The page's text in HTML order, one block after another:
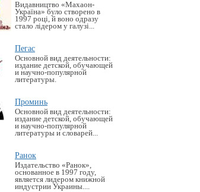
Видавництво «Махаон-
Україна» було створено в
1997 році, й воно одразу
стало лідером у галузі...
Пегас
Основной вид деятельности:
издание детской, обучающей
и научно-популярной
литературы.
Проминь
Основной вид деятельности:
издание детской, обучающей
и научно-популярной
литературы и словарей...
Ранок
Издательство «Ранок»,
основанное в 1997 году,
является лидером книжной
индустрии Украины....